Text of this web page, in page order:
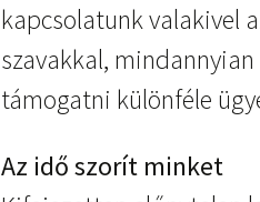
kapcsolatunk valakivel
szavakkal,
támogatni különféle
Az idő szorít minket